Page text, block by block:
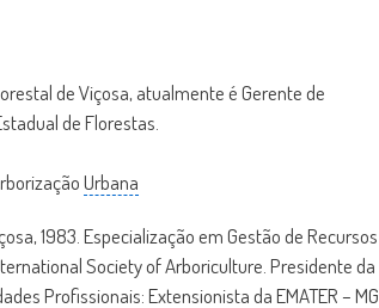
de Viçosa, atualmente é Gerente de
de Florestas.
Urbana
1983. Especialização em Gestão de Recursos
Society of Arboriculture. Presidente da
Profissionais: Extensionista da EMATER – MG